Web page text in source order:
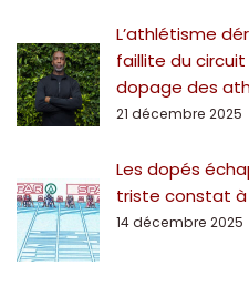
L’athlétisme
faillite du
dopage des
21 décembre 2025
Les dopés
triste constat à
14 décembre 2025